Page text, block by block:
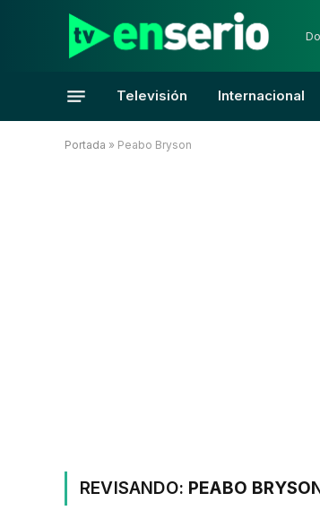
Televisión Internacional
Portada » Peabo Bryson
REVISANDO: PEABO